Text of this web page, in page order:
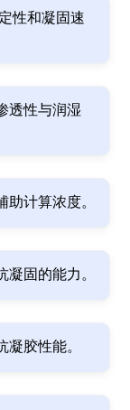
性和凝固速
透性与润湿
计算浓度。
固的能力。
胶性能。